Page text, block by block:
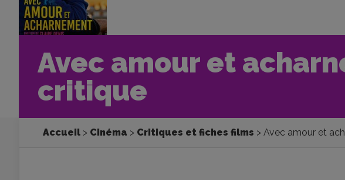
Avec amour et
critique
Accueil Cinéma Critiques et fiches films Avec amour et